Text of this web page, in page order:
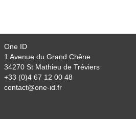
One ID
1 Avenue du Grand Chêne
34270 St Mathieu de Tréviers
+33 (0)4 67 12 00 48
contact@one-id.fr